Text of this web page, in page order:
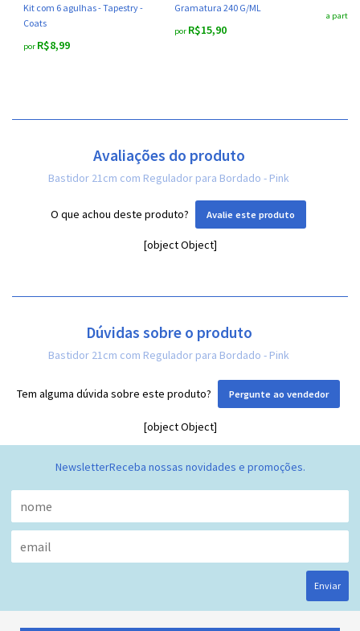
Kit com 6 agulhas - Tapestry -
Coats
por R$8,99
Gramatura 240 G/ML
por R$15,90
a partir
Avaliações do produto
Bastidor 21cm com Regulador para Bordado - Pink
O que achou deste produto? Avalie este produto
[object Object]
Dúvidas sobre o produto
Bastidor 21cm com Regulador para Bordado - Pink
Tem alguma dúvida sobre este produto? Pergunte ao vendedor
[object Object]
NewsletterReceba nossas novidades e promoções.
Enviar